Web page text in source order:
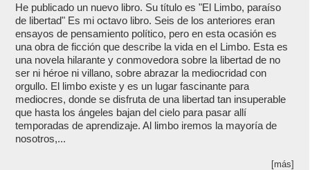
He publicado un nuevo libro. Su título es "El Limbo, paraíso
de libertad" Es mi octavo libro. Seis de los anteriores eran
ensayos de pensamiento político, pero en esta ocasión es
una obra de ficción que describe la vida en el Limbo. Esta es
una novela hilarante y conmovedora sobre la libertad de no
ser ni héroe ni villano, sobre abrazar la mediocridad con
orgullo. El limbo existe y es un lugar fascinante para
mediocres, donde se disfruta de una libertad tan insuperable
que hasta los ángeles bajan del cielo para pasar allí
temporadas de aprendizaje. Al limbo iremos la mayoría de
nosotros,...
[más]